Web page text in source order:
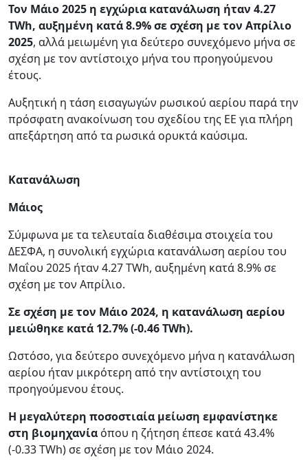
Τον Μάιο 2025 η εγχώρια κατανάλωση ήταν 4.27
TWh, αυξημένη κατά 8.9% σε σχέση με τον Απρίλιο
2025, αλλά μειωμένη για δεύτερο συνεχόμενο μήνα σε
σχέση με τον αντίστοιχο μήνα του προηγούμενου
έτους.
Αυξητική η τάση εισαγωγών ρωσικού αερίου παρά την
πρόσφατη ανακοίνωση του σχεδίου της ΕΕ για πλήρη
απεξάρτηση από τα ρωσικά ορυκτά καύσιμα.
Κατανάλωση
Μάιος
Σύμφωνα με τα τελευταία διαθέσιμα στοιχεία του
ΔΕΣΦΑ, η συνολική εγχώρια κατανάλωση αερίου του
Μαΐου 2025 ήταν 4.27 TWh, αυξημένη κατά 8.9% σε
σχέση με τον Απρίλιο.
Σε σχέση με τον Μάιο 2024, η κατανάλωση αερίου
μειώθηκε κατά 12.7% (-0.46 TWh).
Ωστόσο, για δεύτερο συνεχόμενο μήνα η κατανάλωση
αερίου ήταν μικρότερη από την αντίστοιχη του
προηγούμενου έτους.
Η μεγαλύτερη ποσοστιαία μείωση εμφανίστηκε
στη βιομηχανία όπου η ζήτηση έπεσε κατά 43.4%
(-0.33 TWh) σε σχέση με τον Μάιο 2024.